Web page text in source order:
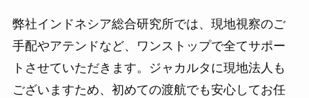
弊社インドネシア総合研究所では、現地視察のご
手配やアテンドなど、ワンストップで全てサポー
トさせていただきます。ジャカルタに現地法人も
ございますため、初めての渡航でも安心してお任